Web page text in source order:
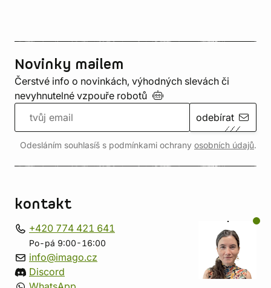
Novinky mailem
Čerstvé info o novinkách, výhodných slevách či
nevyhnutelné vzpouře robotů
odebírat
Odesláním souhlasíš s podmínkami ochrany osobních údajů.
kontakt
+420 774 421 641
Po-pá 9:00-16:00
info@imago.cz
Discord